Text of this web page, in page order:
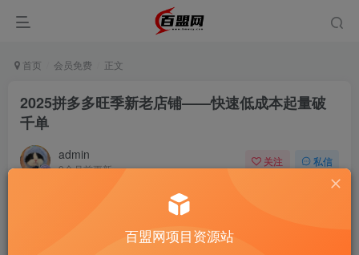
首页 会员免费 正文
2025拼多多旺季新老店铺——快速低成本起量破
千单
admin
9个月前更新
关注 私信
2025拼多多旺季新老店铺——快速低成本起量破千单
百盟网项目资源站